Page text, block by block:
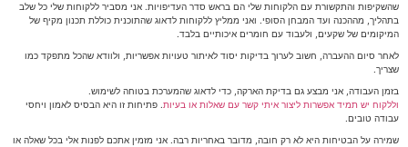
שהשקיפות והתקשורת עם הלקוחות שלי הם בראש סדר העדיפויות. אני מסביר ללקוחות שלי כל שלב
בתהליך, מההכנה ועד המבחן הסופי. ואני ממליץ ללקוחות לדאוג שהתוכנית כוללת תכנון מקיף של
המיקומים של שקעים, ולעבוד עם חומרים איכותיים בלבד.
לאחר סיום ההעברה, חשוב לערוך בדיקות יסוד לאיתור טעויות אפשריות, ולוודא שהכל מתפקד כמו
שצריך.
בזמן העבודה, אני מבצע גם בדיקת הארקה, כדי לדאוג שהמערכת בטוחה לשימוש.
וללקוח יש תמיד אפשרות ליצור איתי קשר עם שאלות או בעיות . פתיחות זו היא הבסיס לאמון ויחסי
עבודה טובים.
שמירה על הבטיחות היא לא רק חובה, מדובר באחריות רבה. אני מזמין אתכם לפנות אלי בכל שאלה או